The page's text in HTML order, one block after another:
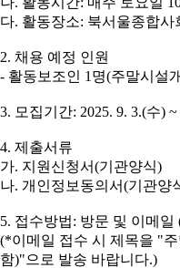
다. 활동장소: 북서울종합사
2. 채용 예정 인원
- 활동보조인 1 명(주말시설
3. 모집기간: 2025. 9. 3.(수) ~
4. 제출서류
가. 지원신청서(기관양식)
나. 개인정보동의서(기관양
5. 접수방법: 방문 및 이메일
(*이메일 접수 시 제목을 "
함)"으로 발송 바랍니다.)